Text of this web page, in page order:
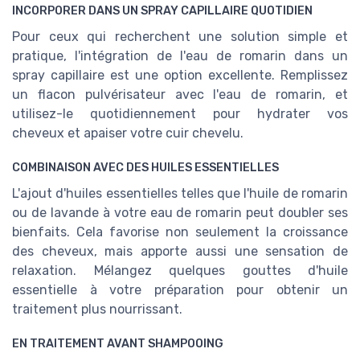
INCORPORER DANS UN SPRAY CAPILLAIRE QUOTIDIEN
Pour ceux qui recherchent une solution simple et
pratique, l'intégration de l'eau de romarin dans un
spray capillaire est une option excellente. Remplissez
un flacon pulvérisateur avec l'eau de romarin, et
utilisez-le quotidiennement pour hydrater vos
cheveux et apaiser votre cuir chevelu.
COMBINAISON AVEC DES HUILES ESSENTIELLES
L'ajout d'huiles essentielles telles que l'huile de romarin
ou de lavande à votre eau de romarin peut doubler ses
bienfaits. Cela favorise non seulement la croissance
des cheveux, mais apporte aussi une sensation de
relaxation. Mélangez quelques gouttes d'huile
essentielle à votre préparation pour obtenir un
traitement plus nourrissant.
EN TRAITEMENT AVANT SHAMPOOING